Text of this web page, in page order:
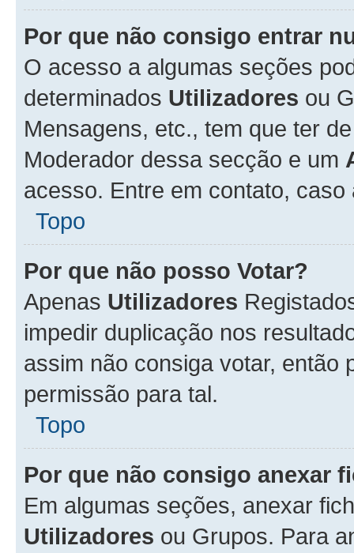
Por que não consigo entrar
O acesso a algumas seções
determinados Utilizadores ou
Mensagens, etc., tem que ter
Moderador dessa secção e um
acesso. Entre em contato,
Topo
Por que não posso Votar?
Apenas Utilizadores
impedir duplicação nos
assim não consiga votar, então
permissão para tal.
Topo
Por que não consigo anexar
Em algumas seções, anexar
Utilizadores ou Grupos. Para